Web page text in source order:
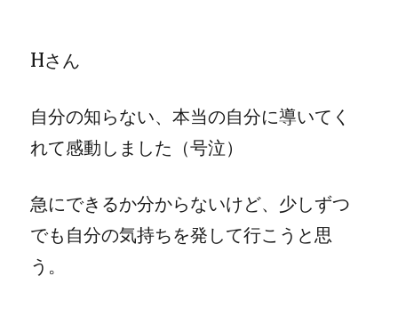
Hさん
自分の知らない、本当の自分に導いてく
れて感動しました（号泣）
急にできるか分からないけど、少しずつ
でも自分の気持ちを発して行こうと思
う。